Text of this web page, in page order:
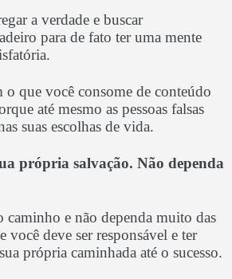
a verdade e buscar
para de fato ter uma mente
que você consome de conteúdo
até mesmo as pessoas falsas
suas escolhas de vida.
própria salvação. Não dependa
e não dependa muito das
você deve ser responsável e ter
própria caminhada até o sucesso.